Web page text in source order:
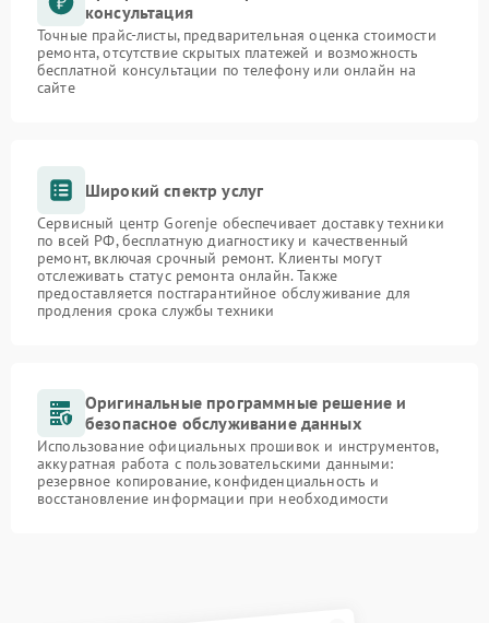
консультация
Точные прайс-листы, предварительная оценка стоимости
ремонта, отсутствие скрытых платежей и возможность
бесплатной консультации по телефону или онлайн на
сайте
Широкий спектр услуг
Сервисный центр Gorenje обеспечивает доставку техники
по всей РФ, бесплатную диагностику и качественный
ремонт, включая срочный ремонт. Клиенты могут
отслеживать статус ремонта онлайн. Также
предоставляется постгарантийное обслуживание для
продления срока службы техники
Оригинальные программные решение и
безопасное обслуживание данных
Использование официальных прошивок и инструментов,
аккуратная работа с пользовательскими данными:
резервное копирование, конфиденциальность и
восстановление информации при необходимости